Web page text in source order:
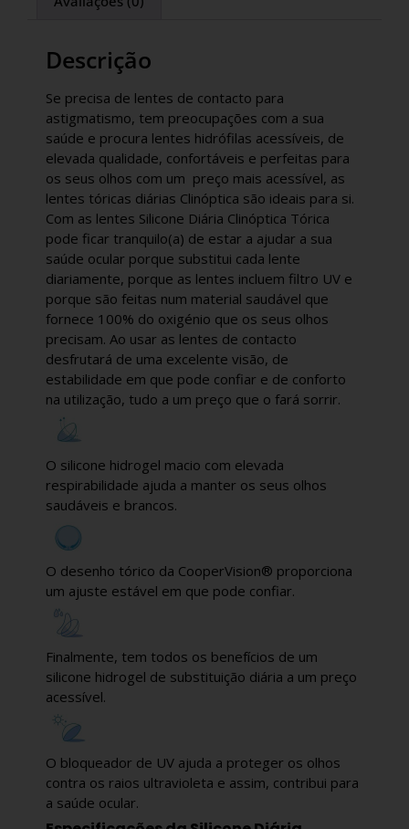
Descrição
Se precisa de lentes de contacto para
astigmatismo, tem preocupações com a sua
saúde e procura lentes hidrófilas acessíveis, de
elevada qualidade, confortáveis e perfeitas para
os seus olhos com um preço mais acessível, as
lentes tóricas diárias Clinóptica são ideais para si.
Com as lentes Silicone Diária Clinóptica Tórica
pode ficar tranquilo(a) de estar a ajudar a sua
saúde ocular porque substitui cada lente
diariamente, porque as lentes incluem filtro UV e
porque são feitas num material saudável que
fornece 100% do oxigénio que os seus olhos
precisam. Ao usar as lentes de contacto
desfrutará de uma excelente visão, de
estabilidade em que pode confiar e de conforto
na utilização, tudo a um preço que o fará sorrir.
O silicone hidrogel macio com elevada
respirabilidade ajuda a manter os seus olhos
saudáveis e brancos.
O desenho tórico da CooperVision® proporciona
um ajuste estável em que pode confiar.
Finalmente, tem todos os benefícios de um
silicone hidrogel de substituição diária a um preço
acessível.
O bloqueador de UV ajuda a proteger os olhos
contra os raios ultravioleta e assim, contribui para
a saúde ocular.